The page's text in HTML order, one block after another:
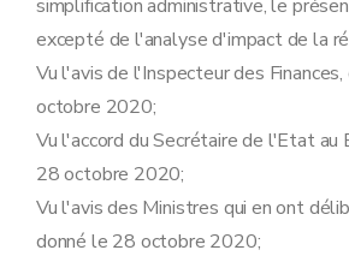
Chapitre 10 Sanctions
Art. 26
Chapitre 11 Dispositions finales
Art. 27
Art. 28
Art. 29
Art. 30
Art. 31
Annexe
Annexe
Annexe
simplification administrative, le
excepté de l'analyse d'impact de la
Vu l'avis de l'Inspecteur des
octobre 2020;
Vu l'accord du Secrétaire de l'Etat au
28 octobre 2020;
Vu l'avis des Ministres qui en ont
donné le 28 octobre 2020;